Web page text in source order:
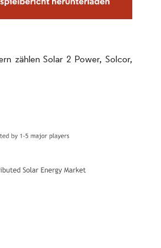
zählen Solar 2 Power, Solcor,